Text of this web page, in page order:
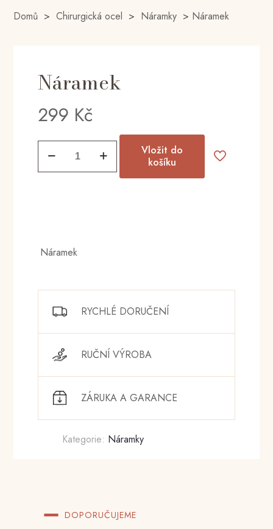
Domů > Chirurgická ocel > Náramky > Náramek
Náramek
299 Kč
množství
Vložit do
košíku
Náramek
RYCHLÉ DORUČENÍ
RUČNÍ VÝROBA
ZÁRUKA A GARANCE
Kategorie: Náramky
DOPORUČUJEME